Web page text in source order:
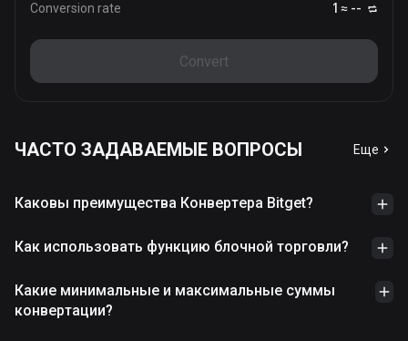
Conversion rate 1 ≈ --
Convert
ЧАСТО ЗАДАВАЕМЫЕ ВОПРОСЫ Еще
Каковы преимущества Конвертера Bitget?
Как использовать функцию блочной торговли?
Какие минимальные и максимальные суммы
конвертации?